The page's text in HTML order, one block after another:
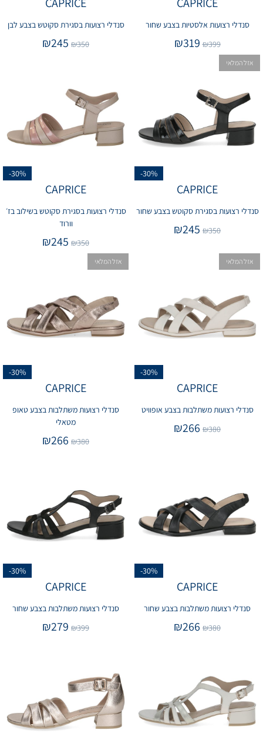
סנדלי רצועות אלסטיות בצבע שחור
₪399
₪319
סנדלי רצועות בסגירת סקוטש בצבע לבן
₪350
₪245
-30%
אזל המלאי
CAPRICE
סנדלי רצועות בסגירת סקוטש בצבע שחור
₪350
₪245
-30%
CAPRICE
סנדלי רצועות בסגירת סקוטש בשילוב בז׳
וורוד
₪350
₪245
-30%
אזל המלאי
CAPRICE
סנדלי רצועות משתלבות בצבע אופוויט
₪380
₪266
-30%
אזל המלאי
CAPRICE
סנדלי רצועות משתלבות בצבע טאופ
מטאלי
₪380
₪266
-30%
CAPRICE
סנדלי רצועות משתלבות בצבע שחור
₪380
₪266
-30%
CAPRICE
סנדלי רצועות משתלבות בצבע שחור
₪399
₪279